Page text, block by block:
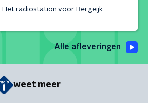
Het radiostation voor Bergeijk
Alle afleveringen
weet meer